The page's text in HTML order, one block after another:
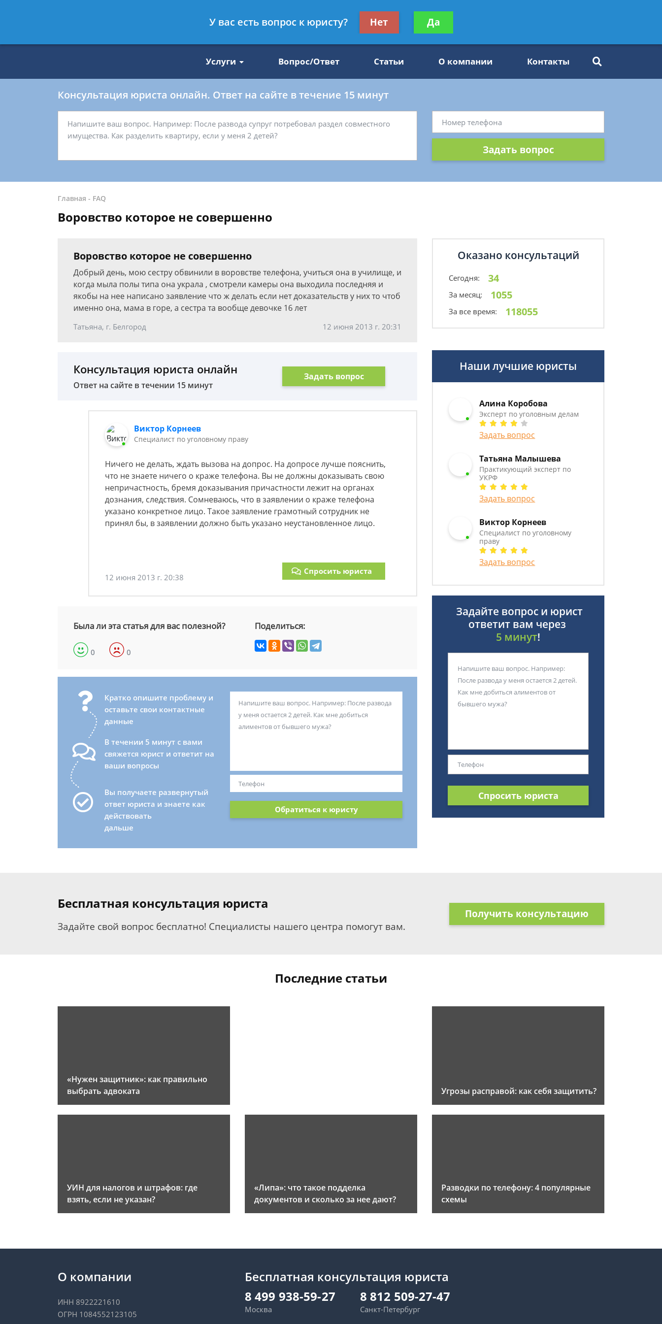
8 812 509-27-47
Получите консультацию
бесплатно
Услуги Вопрос/Ответ Статьи О компании Контакты
Консультация юриста онлайн. Ответ на сайте в течение 15 минут
Задать вопрос
Главная - FAQ
Воровство которое не совершенно
Воровство которое не совершенно
Добрый день, мою сестру обвинили в воровстве телефона, учиться она в училище, и
когда мыла полы типа она украла , смотрели камеры она выходила последняя и
якобы на нее написано заявление что ж делать если нет доказательств у них то чтоб
именно она, мама в горе, а сестра та вообще девочке 16 лет
Татьяна, г. Белгород 12 июня 2013 г. 20:31
Консультация юриста онлайн
Ответ на сайте в течении 15 минут
Задать вопрос
Виктор Корнеев
Cпециалист по уголовному праву
Ничего не делать, ждать вызова на допрос. На допросе лучше пояснить,
что не знаете ничего о краже телефона. Вы не должны доказывать свою
непричастность, бремя доказывания причастности лежит на органах
дознания, следствия. Сомневаюсь, что в заявлении о краже телефона
указано конкретное лицо. Такое заявление грамотный сотрудник не
принял бы, в заявлении должно быть указано неустановленное лицо.
12 июня 2013 г. 20:38
Спросить юриста
Была ли эта статья для вас полезной?
0 0
Поделиться:
Кратко опишите проблему и
оставьте свои контактные
данные
В течении 5 минут с вами
свяжется юрист и ответит на
ваши вопросы
Вы получаете развернутый
ответ юриста и знаете как
действовать
дальше
Обратиться к юристу
Оказано консультаций
Сегодня: 34
За месяц: 1055
За все время: 118055
Наши лучшие юристы
Алина Коробова
Эксперт по уголовным делам
Задать вопрос
Татьяна Малышева
Практикующий эксперт по
УКРФ
Задать вопрос
Виктор Корнеев
Cпециалист по уголовному
праву
Задать вопрос
Задайте вопрос и юрист
ответит вам через
5 минут!
Спросить юриста
Бесплатная консультация юриста
Задайте свой вопрос бесплатно! Специалисты нашего центра помогут вам.
Получить консультацию
Последние статьи
«Нужен защитник»: как правильно
выбрать адвоката
Угрозы расправой: как себя защитить?
УИН для налогов и штрафов: где
взять, если не указан?
«Липа»: что такое подделка
документов и сколько за нее дают?
Разводки по телефону: 4 популярные
схемы
О компании
ИНН 8922221610
ОГРН 1084552123105
Бесплатная консультация юриста
8 499 938-59-27
Москва
8 812 509-27-47
Санкт-Петербург
У вас есть вопрос к юристу? Нет Да